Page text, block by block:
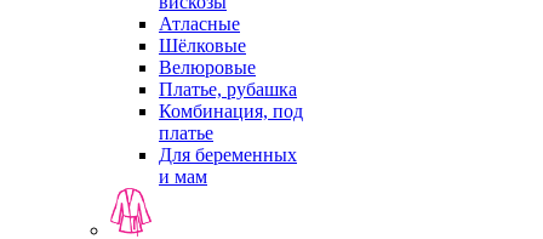
Атласные
Шёлковые
Велюровые
Платье, рубашка
Комбинация, под
платье
Для беременных
и мам